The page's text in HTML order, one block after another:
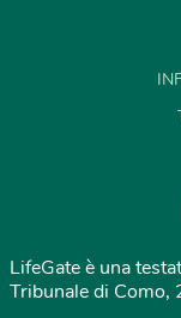
LifeGate è una
Tribunale di